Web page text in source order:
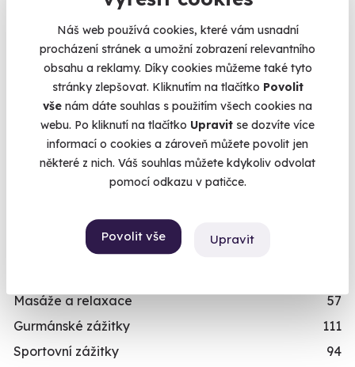
Náš web používá cookies, které vám usnadní
procházení stránek a umožní zobrazení relevantního
obsahu a reklamy. Díky cookies můžeme také tyto
stránky zlepšovat. Kliknutím na tlačítko Povolit
vše nám dáte souhlas s použitím všech cookies na
webu. Po kliknutí na tlačítko Upravit se dozvíte více
informací o cookies a zároveň můžete povolit jen
některé z nich. Váš souhlas můžete kdykoliv odvolat
pomocí odkazu v patičce.
Povolit vše Upravit
termínů
Termíny pro zvolenou variantu:
Chcete rezervovat termín?
Objednat poukaz
rezervujte vy nebo obdarovaný později.
Již mám poukaz
Skvělý instruktor a celá jízda na čtyřkolkách byla
parádní
Zobrazit 2 další
Zážitkové jízdy
Povolání na zkoušku
Masáže a relaxace
57
Gurmánské zážitky
111
Sportovní zážitky
94